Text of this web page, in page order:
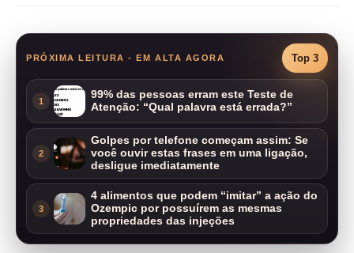
PRÓXIMA LEITURA - EM ALTA AGORA Top 3
1
99% das pessoas erram este Teste de
Atenção: “Qual palavra está errada?”
2
Golpes por telefone começam assim: Se
você ouvir estas frases em uma ligação,
desligue imediatamente
3
4 alimentos que podem “imitar” a ação do
Ozempic por possuírem as mesmas
propriedades das injeções